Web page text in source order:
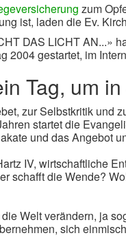
zum
ist, laden die Ev.
DAS LICHT AN...»
2004 gestartet, im
Tag, um
zur Selbstkritik und
startet die
und das Angebot
IV, wirtschaftliche
schafft die Wende?
Welt verändern, ja
sich